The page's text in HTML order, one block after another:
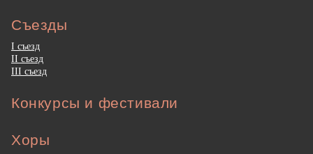
Съезды
I съезд
II съезд
III съезд
Конкурсы и фестивали
Хоры